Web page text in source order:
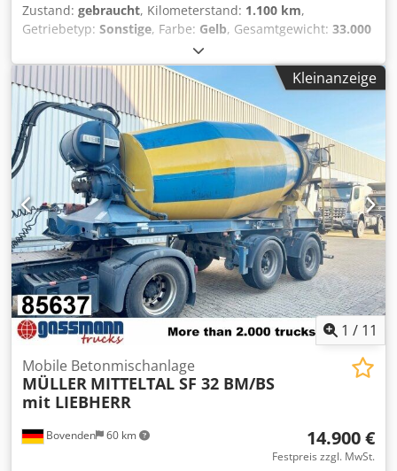
Zustand: gebraucht, Kilometerstand: 1.100 km,
Getriebetyp: Sonstige, Farbe: Gelb, Gesamtgewicht: 33.000
, maximales Ladegewicht:
kg, Reifengröße:425/65R22.5, Erstzulassung:06/2013,
Federung:
, Laderaumvolumen:
, Fahrerkabine:
Sonstige, Radstand: , Ausstattung:
Fahrzeugstandort: Bovenden, 2-Achsen, BPW Achsen,
luftgefedert, ABS (Antiblockiersystem), U-Schutz, seitl. Alu-
Fahrschutz Radstand: 1810 mm Aufbau: STETTER
Betonmischer ca. 10m³ 2x BPW-Achsen, 1.te Achse liftbar,
Scheibenbremsen! ZUBEHÖRANGABEN OHNE GEWÄHR,
Änderungen, Zwischenverkauf und Irrtümer vorbehalten!
Dodpfx Akovy A Ixegjkr - .
Kleinanzeige
1 / 11
Bovenden 60 km
Mobile Betonmischanlage
MÜLLER MITTELTAL SF 32 BM/BS
mit LIEBHERR
14.900 €
Festpreis zzgl. MwSt.